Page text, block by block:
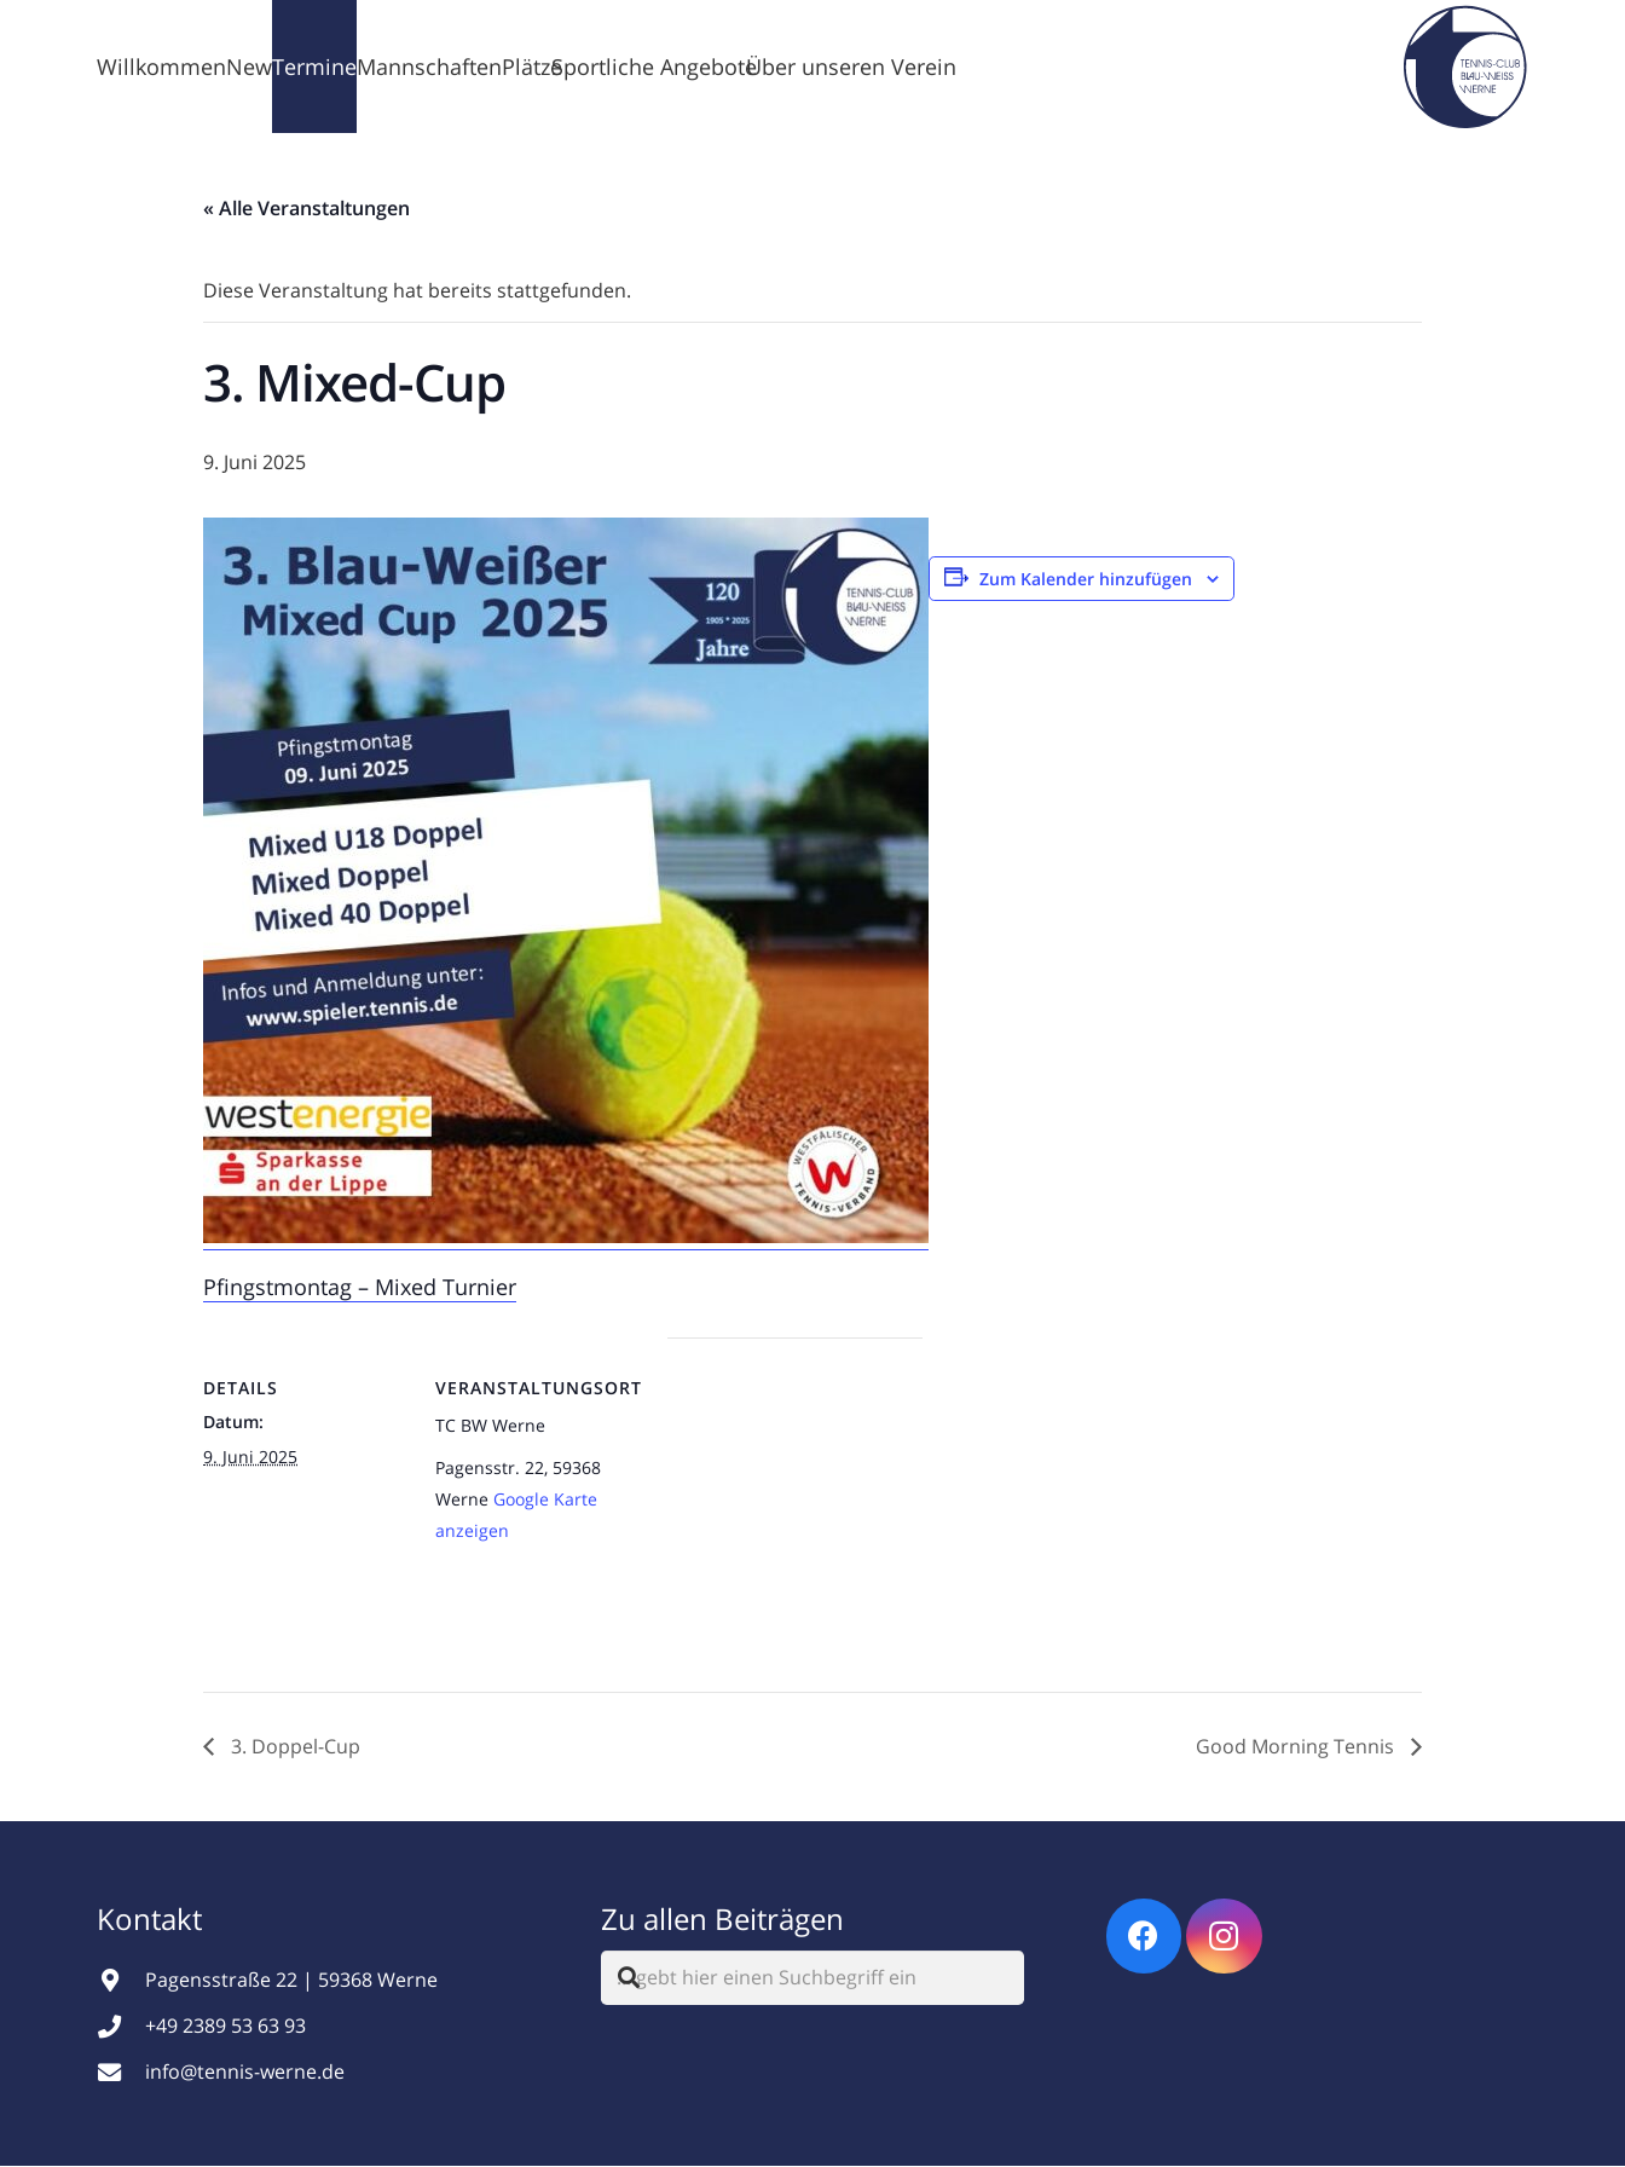
WillkommenNewsTermineMannschaftenPlätzeSportliche AngeboteÜber unseren Verein
« Alle Veranstaltungen
Diese Veranstaltung hat bereits stattgefunden.
3. Mixed-Cup
9. Juni 2025
Pfingstmontag – Mixed Turnier
Zum Kalender hinzufügen
DETAILS
Datum:
9. Juni 2025
VERANSTALTUNGSORT
TC BW Werne
Pagensstr. 22, 59368
Werne Google Karte
anzeigen
3. Doppel-Cup Good Morning Tennis
Kontakt
Pagensstraße 22 | 59368 Werne
+49 2389 53 63 93
info@tennis-werne.de
Zu allen Beiträgen